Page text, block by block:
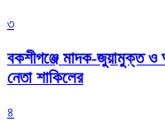
৩
বকশীগঞ্জে মাদক-জুয়ামুক্ত ও
নেতা শাকিলের
৪